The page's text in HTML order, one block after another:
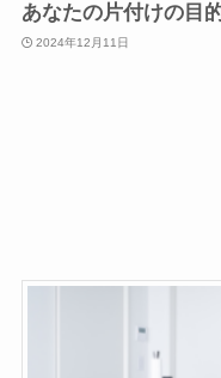
あなたの片付けの目
2024年12月11日